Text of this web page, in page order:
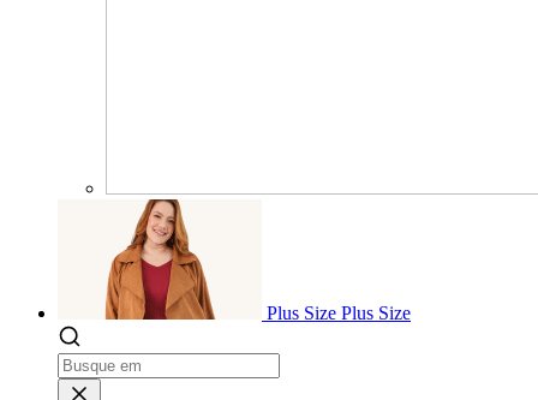
Plus Size Plus Size